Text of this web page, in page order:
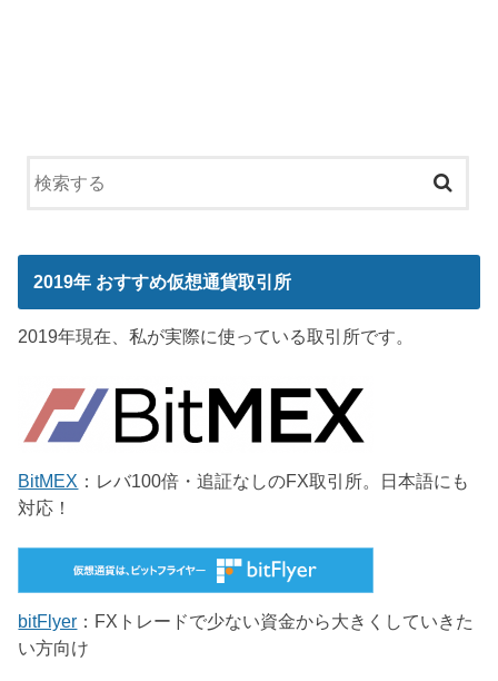
2019年 おすすめ仮想通貨取引所
2019年現在、私が実際に使っている取引所です。
BitMEX ：レバ100倍・追証なしのFX取引所。日本語にも
対応！
bitFlyer ：FXトレードで少ない資金から大きくしていきた
い方向け